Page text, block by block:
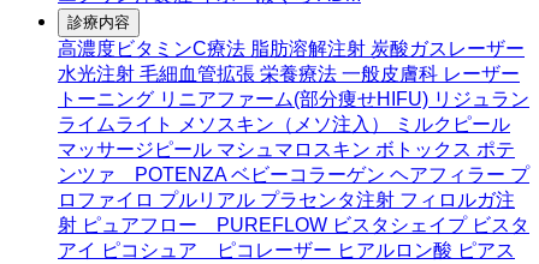
診療内容
高濃度ビタミンC療法 脂肪溶解注射 炭酸ガスレーザー
水光注射 毛細血管拡張 栄養療法 一般皮膚科 レーザー
トーニング リニアファーム(部分痩せHIFU) リジュラン
ライムライト
メソスキン（メソ注入）
ミルクピール
マッサージピール マシュマロスキン ボトックス ポテ
ンツァ POTENZA ベビーコラーゲン ヘアフィラー プ
ロファイロ プルリアル プラセンタ注射 フィロルガ注
射 ピュアフロー PUREFLOW ビスタシェイプ ビスタ
アイ ピコシュア ピコレーザー ヒアルロン酸 ピアス